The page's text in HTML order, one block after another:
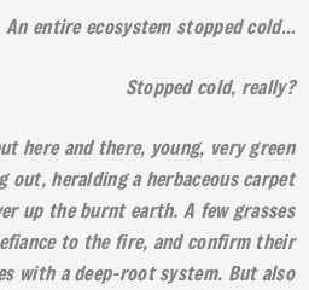
An entire ecosystem stopped cold…
Stopped cold, really?
here and there, young, very green
out, heralding a herbaceous carpet
up the burnt earth. A few grasses
to the fire, and confirm their
with a deep-root system. But also